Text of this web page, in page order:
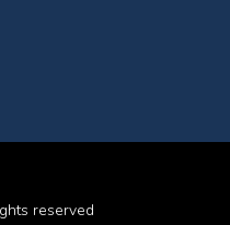
reserved